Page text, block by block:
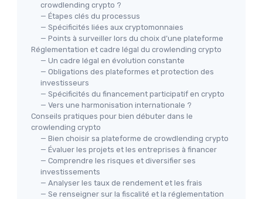
crowdlending crypto ?
— Étapes clés du processus
— Spécificités liées aux cryptomonnaies
— Points à surveiller lors du choix d’une plateforme
Réglementation et cadre légal du crowlending crypto
— Un cadre légal en évolution constante
— Obligations des plateformes et protection des
investisseurs
— Spécificités du financement participatif en crypto
— Vers une harmonisation internationale ?
Conseils pratiques pour bien débuter dans le
crowlending crypto
— Bien choisir sa plateforme de crowdlending crypto
— Évaluer les projets et les entreprises à financer
— Comprendre les risques et diversifier ses
investissements
— Analyser les taux de rendement et les frais
— Se renseigner sur la fiscalité et la réglementation